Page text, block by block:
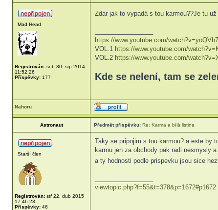
Mad Head
Registrován: sob 30. srp 2014
11:52:26
Příspěvky: 177
Zdar jak to vypadá s tou karmou??Je tu
https://www.youtube.com/
VOL.1 https://www.youtube.com/
VOL.2 https://www.youtube.com/
Kde se nelení, tam se
Nahoru
Astronaut Předmět příspěvku: Re: Karma a bílá listina
Starší člen
Registrován: stř 22. dub 2015
17:46:23
Příspěvky: 46
Taky se pripojim s tou karmou? a este by
karmu jen za obchody pak radi nesmysly
a ty hodnosti podle prispevku jsou sice
viewtopic.php?f=55&t=378&p=1672#p1672